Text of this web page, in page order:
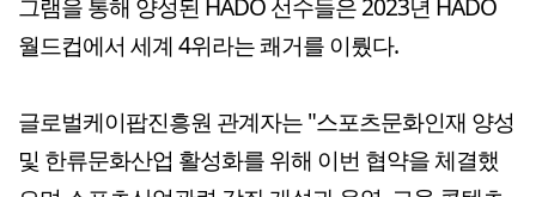
그램을 통해 양성된 HADO 선수들은 2023년 HADO
월드컵에서 세계 4위라는 쾌거를 이뤘다.
글로벌케이팝진흥원 관계자는 "스포츠문화인재 양성
및 한류문화산업 활성화를 위해 이번 협약을 체결했